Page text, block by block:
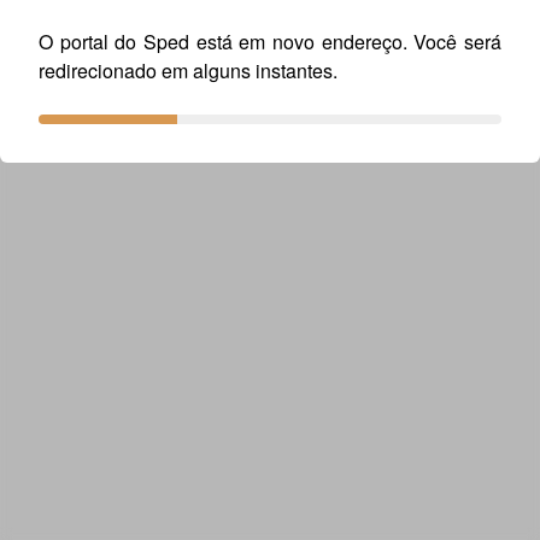
O portal do Sped está em novo endereço. Você será
redirecionado em alguns instantes.